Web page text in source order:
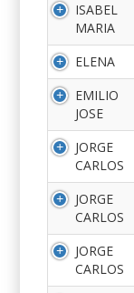
ISABEL
MARIA
ELENA
EMILIO
JOSE
JORGE
CARLOS
JORGE
CARLOS
JORGE
CARLOS